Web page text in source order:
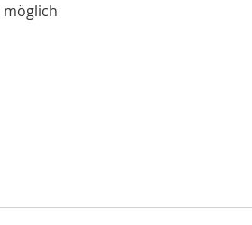
möglich